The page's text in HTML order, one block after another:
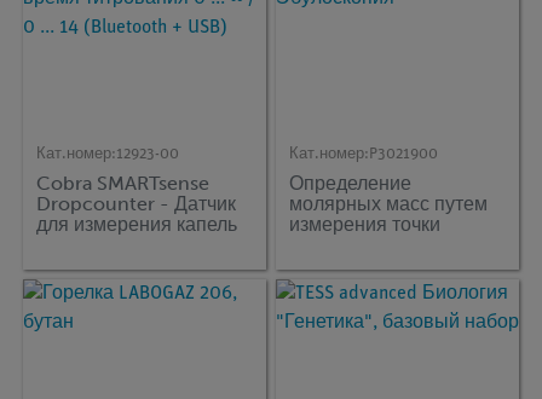
Кат.номер:12923-00
Cobra SMARTsense
Dropcounter - Датчик
для измерения капель
титрования 0 ... ∞ / 0 ...
14 (Bluetooth + USB)
Кат.номер: P3021900
Определение
молярных масс путем
измерения точки